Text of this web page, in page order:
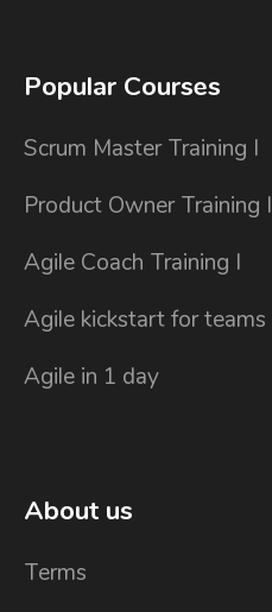
Popular Courses
Scrum Master Training I
Product Owner Training I
Agile Coach Training I
Agile kickstart for teams
Agile in 1 day
About us
Terms